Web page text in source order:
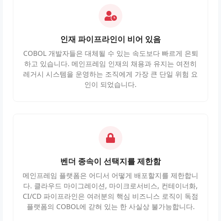
인재 파이프라인이 비어 있음
COBOL 개발자들은 대체될 수 있는 속도보다 빠르게 은퇴
하고 있습니다. 메인프레임 인재의 채용과 유지는 여전히
레거시 시스템을 운영하는 조직에게 가장 큰 단일 위험 요
인이 되었습니다.
벤더 종속이 선택지를 제한함
메인프레임 플랫폼은 어디서 어떻게 배포할지를 제한합니
다. 클라우드 마이그레이션, 마이크로서비스, 컨테이너화,
CI/CD 파이프라인은 여러분의 핵심 비즈니스 로직이 독점
플랫폼의 COBOL에 갇혀 있는 한 사실상 불가능합니다.